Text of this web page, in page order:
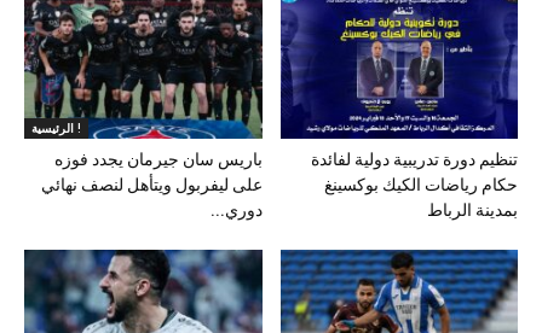
الرئيسية !
باريس سان جيرمان يجدد فوزه
على ليفربول ويتأهل لنصف نهائي
دوري...
تنظيم دورة تدريبية دولية لفائدة
حكام رياضات الكيك بوكسينغ
بمدينة الرباط